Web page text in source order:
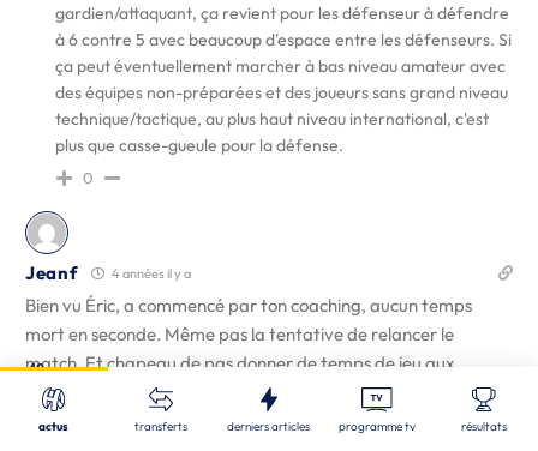
Recherche
gardien/attaquant, ça revient pour les défenseur à défendre
à 6 contre 5 avec beaucoup d'espace entre les défenseurs. Si
ça peut éventuellement marcher à bas niveau amateur avec
des équipes non-préparées et des joueurs sans grand niveau
technique/tactique, au plus haut niveau international, c'est
plus que casse-gueule pour la défense.
0
Jeanf 4 années il y a
Bien vu Éric, a commencé par ton coaching, aucun temps
mort en seconde. Même pas la tentative de relancer le
match. Et chapeau de pas donner de temps de jeu aux
nouveaux contre les Pays-Bas et les faire rentrer sur un
match où nous sommes en difficulté, puis après un tir raté, une
actus transferts derniers articles programme tv résultats
Nos derniers articles
STL | 06/08/2026
49